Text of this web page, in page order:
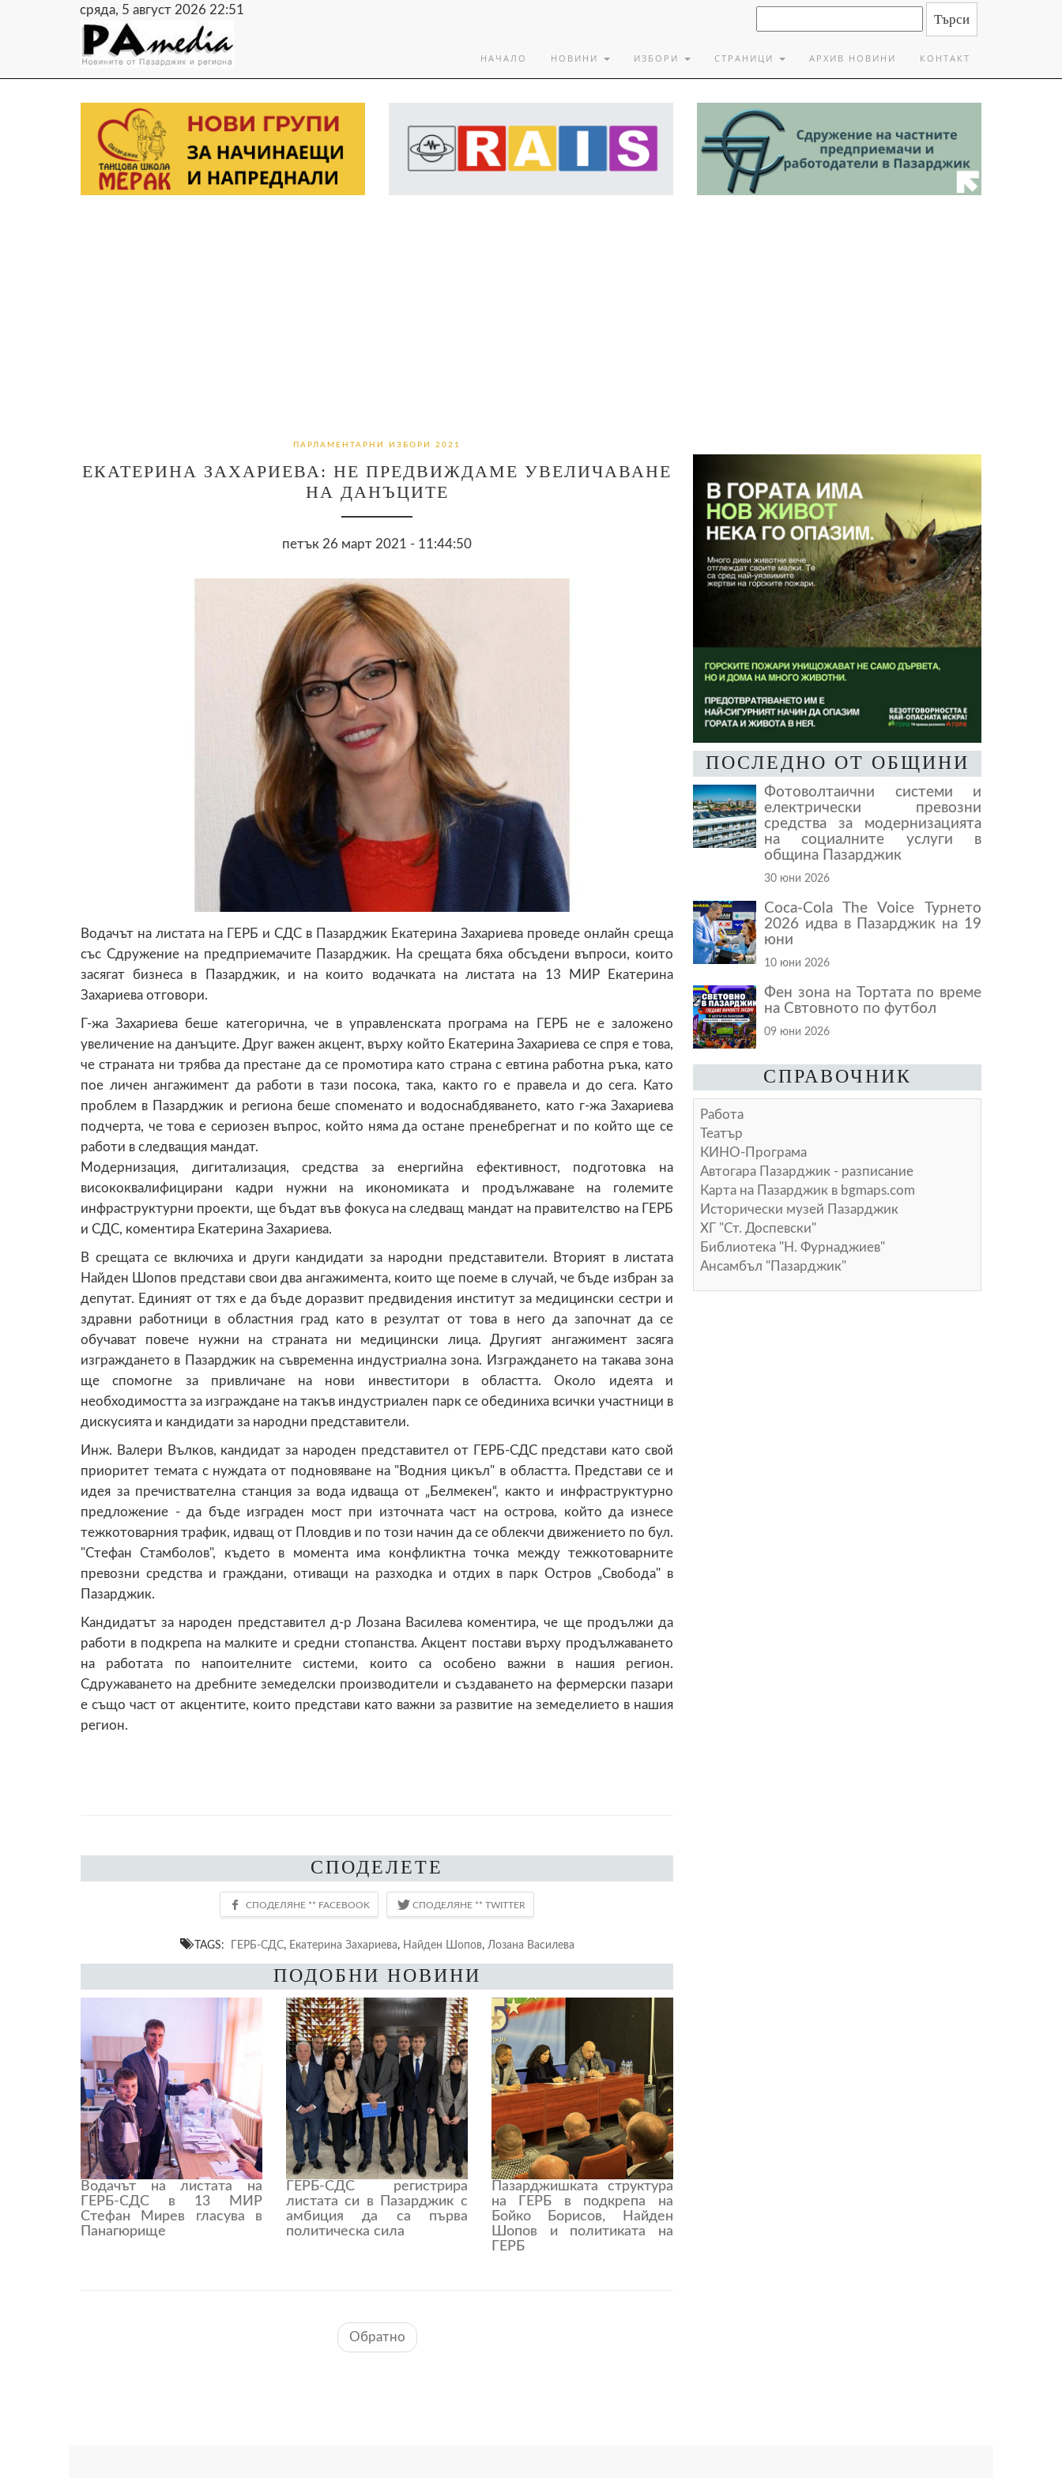
сряда, 5 август 2026 22:51
НАЧАЛО НОВИНИ ИЗБОРИ СТРАНИЦИ АРХИВ НОВИНИ КОНТАКТ
ПАРЛАМЕНТАРНИ ИЗБОРИ 2021
ЕКАТЕРИНА ЗАХАРИЕВА: НЕ ПРЕДВИЖДАМЕ УВЕЛИЧАВАНЕ
НА ДАНЪЦИТЕ
петък 26 март 2021 - 11:44:50
Водачът на листата на ГЕРБ и СДС в Пазарджик Екатерина Захариева проведе онлайн среща
със Сдружение на предприемачите Пазарджик. На срещата бяха обсъдени въпроси, които
засягат бизнеса в Пазарджик, и на които водачката на листата на 13 МИР Екатерина
Захариева отговори.
Г-жа Захариева беше категорична, че в управленската програма на ГЕРБ не е заложено
увеличение на данъците. Друг важен акцент, върху който Екатерина Захариева се спря е това,
че страната ни трябва да престане да се промотира като страна с евтина работна ръка, като
пое личен ангажимент да работи в тази посока, така, както го е правела и до сега. Като
проблем в Пазарджик и региона беше споменато и водоснабдяването, като г-жа Захариева
подчерта, че това е сериозен въпрос, който няма да остане пренебрегнат и по който ще се
работи в следващия мандат.
Модернизация, дигитализация, средства за енергийна ефективност, подготовка на
висококвалифицирани кадри нужни на икономиката и продължаване на големите
инфраструктурни проекти, ще бъдат във фокуса на следващ мандат на правителство на ГЕРБ
и СДС, коментира Екатерина Захариева.
В срещата се включиха и други кандидати за народни представители. Вторият в листата
Найден Шопов представи свои два ангажимента, които ще поеме в случай, че бъде избран за
депутат. Единият от тях е да бъде доразвит предвидения институт за медицински сестри и
здравни работници в областния град като в резултат от това в него да започнат да се
обучават повече нужни на страната ни медицински лица. Другият ангажимент засяга
изграждането в Пазарджик на съвременна индустриална зона. Изграждането на такава зона
ще спомогне за привличане на нови инвеститори в областта. Около идеята и
необходимостта за изграждане на такъв индустриален парк се обединиха всички участници в
дискусията и кандидати за народни представители.
Инж. Валери Вълков, кандидат за народен представител от ГЕРБ-СДС представи като свой
приоритет темата с нуждата от подновяване на "Водния цикъл" в областта. Представи се и
идея за пречиствателна станция за вода идваща от „Белмекен“, както и инфраструктурно
предложение - да бъде изграден мост при източната част на острова, който да изнесе
тежкотоварния трафик, идващ от Пловдив и по този начин да се облекчи движението по бул.
"Стефан Стамболов", където в момента има конфликтна точка между тежкотоварните
превозни средства и граждани, отиващи на разходка и отдих в парк Остров „Свобода" в
Пазарджик.
Кандидатът за народен представител д-р Лозана Василева коментира, че ще продължи да
работи в подкрепа на малките и средни стопанства. Акцент постави върху продължаването
на работата по напоителните системи, които са особено важни в нашия регион.
Сдружаването на дребните земеделски производители и създаването на фермерски пазари
е също част от акцентите, които представи като важни за развитие на земеделието в нашия
регион.
СПОДЕЛЕТЕ
TAGS: ГЕРБ-СДС, Екатерина Захариева, Найден Шопов, Лозана Василева
ПОДОБНИ НОВИНИ
Водачът на листата на
ГЕРБ-СДС в 13 МИР
Стефан Мирев гласува в
Панагюрище
ГЕРБ-СДС регистрира
листата си в Пазарджик с
амбиция да са първа
политическа сила
Пазарджишката структура
на ГЕРБ в подкрепа на
Бойко Борисов, Найден
Шопов и политиката на
ГЕРБ
Обратно
ПОСЛЕДНО ОТ ОБЩИНИ
Фотоволтаични системи и
електрически превозни
средства за модернизацията
на социалните услуги в
община Пазарджик
30 юни 2026
Coca-Cola The Voice Турнето
2026 идва в Пазарджик на 19
юни
10 юни 2026
Фен зона на Тортата по време
на Свтовното по футбол
09 юни 2026
СПРАВОЧНИК
Работа
Театър
КИНО-Програма
Автогара Пазарджик - разписание
Карта на Пазарджик в bgmaps.com
Исторически музей Пазарджик
ХГ "Ст. Доспевски"
Библиотека "Н. Фурнаджиев"
Ансамбъл "Пазарджик"